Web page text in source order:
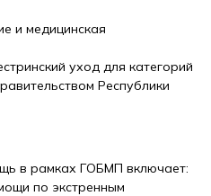
и медицинская
уход для категорий
Республики
в рамках ГОБМП включает:
по экстренным